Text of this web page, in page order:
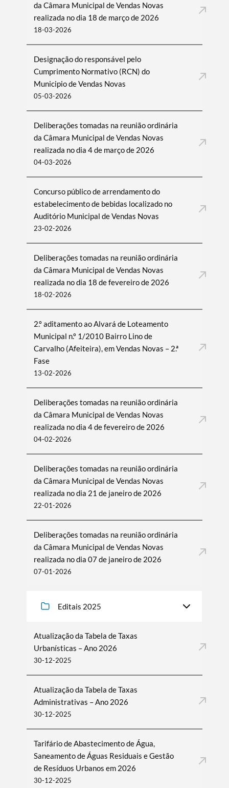
Termo de Pesquisa
Categorias gerais
da Câmara Municipal de Vendas Novas
realizada no dia 18 de março de 2026
18-03-2026
Designação do responsável pelo
Cumprimento Normativo (RCN) do
Municipio de Vendas Novas
05-03-2026
Deliberações tomadas na reunião ordinária
da Câmara Municipal de Vendas Novas
realizada no dia 4 de março de 2026
04-03-2026
Concurso público de arrendamento do
estabelecimento de bebidas localizado no
Auditório Municipal de Vendas Novas
23-02-2026
Deliberações tomadas na reunião ordinária
da Câmara Municipal de Vendas Novas
realizada no dia 18 de fevereiro de 2026
18-02-2026
2.º aditamento ao Alvará de Loteamento
Municipal n.º 1/2010 Bairro Lino de
Carvalho (Afeiteira), em Vendas Novas – 2.ª
Fase
13-02-2026
Deliberações tomadas na reunião ordinária
da Câmara Municipal de Vendas Novas
realizada no dia 4 de fevereiro de 2026
04-02-2026
Deliberações tomadas na reunião ordinária
da Câmara Municipal de Vendas Novas
realizada no dia 21 de janeiro de 2026
22-01-2026
Deliberações tomadas na reunião ordinária
da Câmara Municipal de Vendas Novas
realizada no dia 07 de janeiro de 2026
07-01-2026
Editais 2025
Atualização da Tabela de Taxas
Urbanísticas – Ano 2026
30-12-2025
Atualização da Tabela de Taxas
Administrativas – Ano 2026
30-12-2025
Tarifário de Abastecimento de Água,
Saneamento de Águas Residuais e Gestão
de Resíduos Urbanos em 2026
30-12-2025